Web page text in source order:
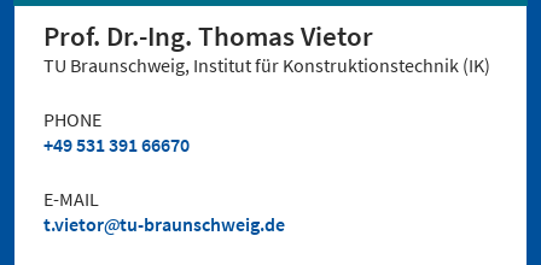
Prof. Dr.-Ing. Thomas Vietor
TU Braunschweig, Institut für Konstruktionstechnik (IK)
PHONE
+49 531 391 66670
E-MAIL
t.vietor
tu-braunschweig.de